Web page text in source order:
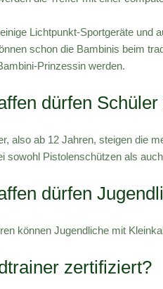
Lichtpunkt-Sportgeräte
schon die Bambinis beim
Prinzessin werden.
dürfen
also ab 12 Jahren, steigen die
sowohl Pistolenschützen als
dürfen
können Jugendliche mit
zertifiziert?